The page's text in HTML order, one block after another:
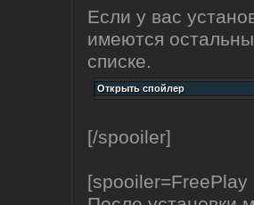
Если у вас
имеются
списке.
[/spooiler]